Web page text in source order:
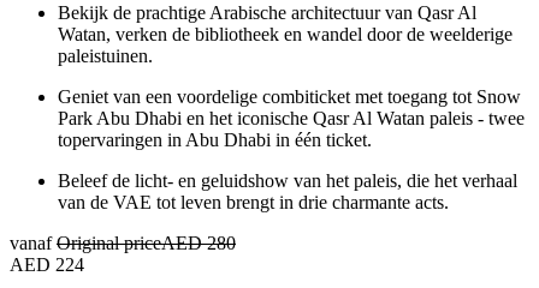
Bekijk de prachtige Arabische architectuur van Qasr Al
Watan, verken de bibliotheek en wandel door de weelderige
paleistuinen.
Geniet van een voordelige combiticket met toegang tot Snow
Park Abu Dhabi en het iconische Qasr Al Watan paleis - twee
topervaringen in Abu Dhabi in één ticket.
Beleef de licht- en geluidshow van het paleis, die het verhaal
van de VAE tot leven brengt in drie charmante acts.
vanafOriginal priceAED 280
AED 224